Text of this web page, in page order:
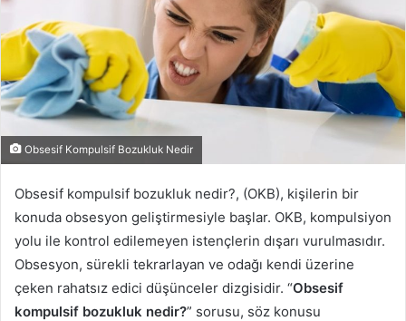
Obsesif Kompulsif Bozukluk Nedir
Obsesif kompulsif bozukluk nedir?, (OKB), kişilerin bir
konuda obsesyon geliştirmesiyle başlar. OKB, kompulsiyon
yolu ile kontrol edilemeyen istençlerin dışarı vurulmasıdır.
Obsesyon, sürekli tekrarlayan ve odağı kendi üzerine
çeken rahatsız edici düşünceler dizgisidir. “Obsesif
kompulsif bozukluk nedir?” sorusu, söz konusu